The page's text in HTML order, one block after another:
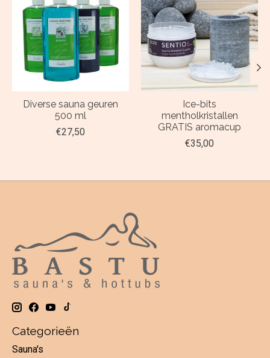
Diverse sauna geuren
500 ml
€27,50
Ice-bits
mentholkristallen
GRATIS aromacup
€35,00
Categorieën
Sauna's